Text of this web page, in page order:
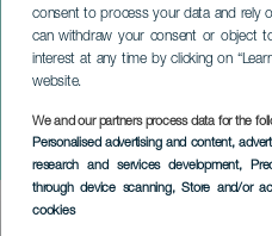
consent to process your data and rely
can withdraw your consent or object
interest at any time by clicking on
website.
We and our partners process data for the
Personalised advertising and content,
research and services development,
through device scanning, Store and/or
cookies
Puntagordan
LA PALMA
Imagen